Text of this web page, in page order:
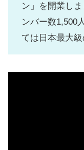
ン」を開業し
ンバー数1,500
ては日本最大級